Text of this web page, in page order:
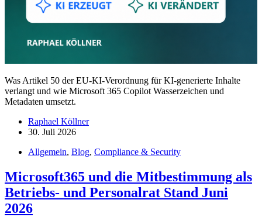
Was Artikel 50 der EU-KI-Verordnung für KI-generierte Inhalte
verlangt und wie Microsoft 365 Copilot Wasserzeichen und
Metadaten umsetzt.
Raphael Köllner
30. Juli 2026
Allgemein, Blog, Compliance & Security
Microsoft365 und die Mitbestimmung als
Betriebs- und Personalrat Stand Juni
2026